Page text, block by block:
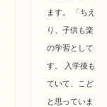
ます。 「ちえワ
り、子供も楽し
の学習としては
す。 入学後も、
ていて、こども
と思っています